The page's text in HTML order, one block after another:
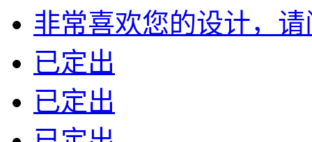
非常喜欢您的设计，请
已定出
已定出